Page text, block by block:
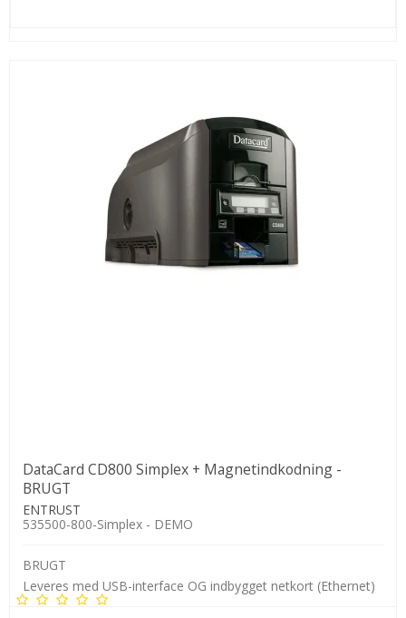
DataCard CD800 Simplex + Magnetindkodning -
BRUGT
ENTRUST
535500-800-Simplex - DEMO
BRUGT
Leveres med USB-interface OG indbygget netkort (Ethernet)